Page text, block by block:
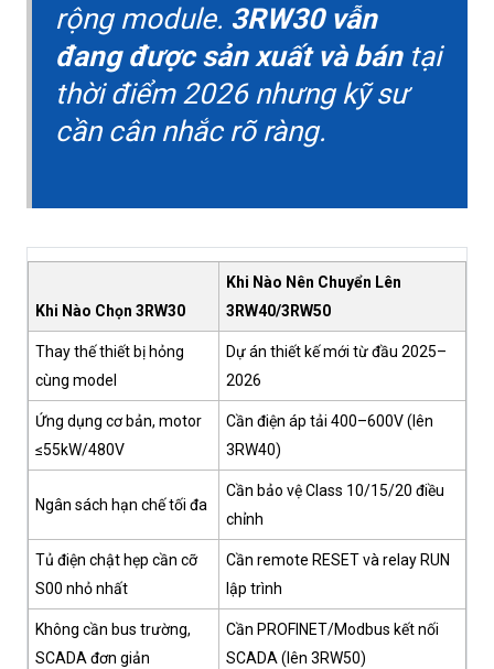
rộng module. 3RW30 vẫn
đang được sản xuất và bántại
thời điểm 2026 nhưng kỹ sư
cần cân nhắc rõ ràng.
Khi Nào Chọn 3RW30
Khi Nào Nên Chuyển Lên
3RW40/3RW50
Thay thế thiết bị hỏng
cùng model
Dự án thiết kế mới từ đầu 2025–
2026
Ứng dụng cơ bản, motor
≤55kW/480V
Cần điện áp tải 400–600V (lên
3RW40)
Ngân sách hạn chế tối đa
Cần bảo vệ Class 10/15/20 điều
chỉnh
Tủ điện chật hẹp cần cỡ
S00 nhỏ nhất
Cần remote RESET và relay RUN
lập trình
Không cần bus trường,
SCADA đơn giản
Cần PROFINET/Modbus kết nối
SCADA (lên 3RW50)